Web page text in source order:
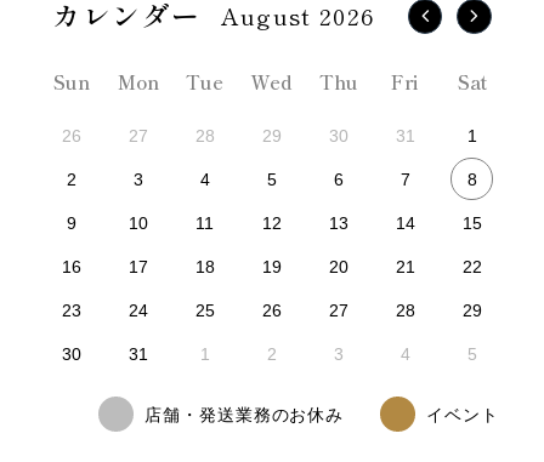
August 2026
Sun Mon Tue Wed Thu Fri Sat
26 27 28 29 30 31 1
2 3 4 5 6 7 8
9 10 11 12 13 14 15
16 17 18 19 20 21 22
23 24 25 26 27 28 29
30 31 1 2 3 4 5
店舗・発送業務のお休み イベント